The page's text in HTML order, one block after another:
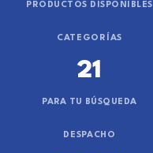
PRODUCTOS DISPONIBLES
CATEGORÍAS
21
PARA TU BÚSQUEDA
DESPACHO